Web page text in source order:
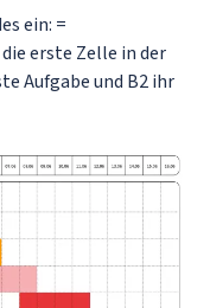
ein: =
die erste Zelle in der
Aufgabe und B2 ihr